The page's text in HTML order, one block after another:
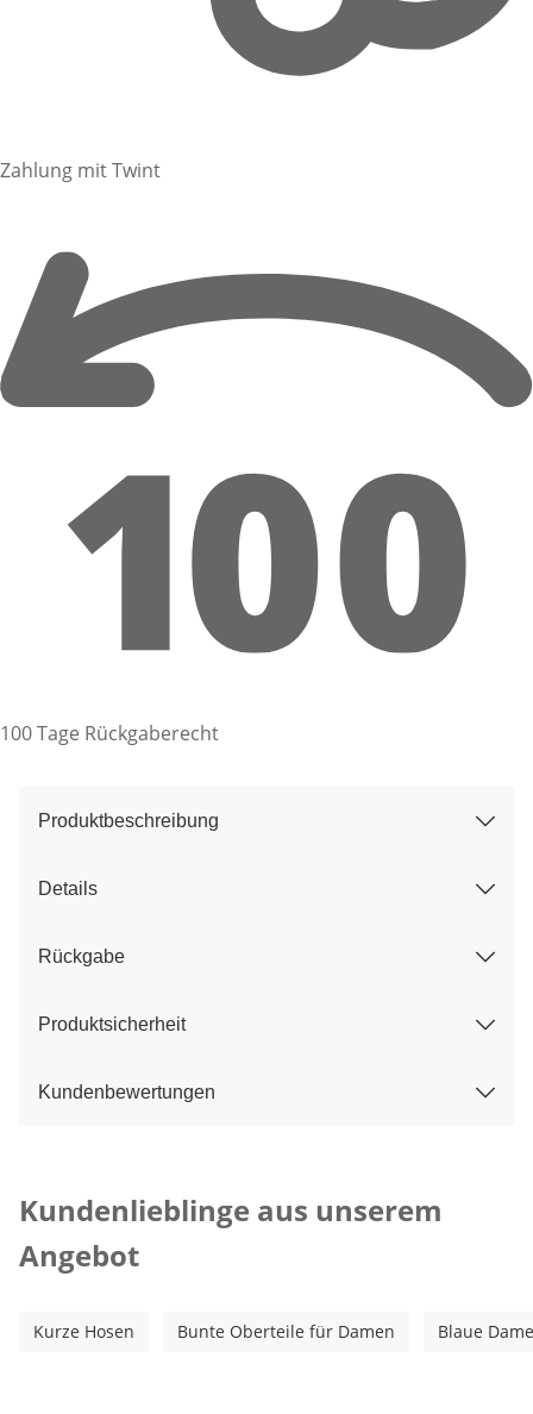
Zahlung mit Twint
100 Tage Rückgaberecht
Produktbeschreibung
Details
Rückgabe
Produktsicherheit
Kundenbewertungen
Kundenlieblinge aus unserem
Angebot
Kurze Hosen Bunte Oberteile für Damen Blaue